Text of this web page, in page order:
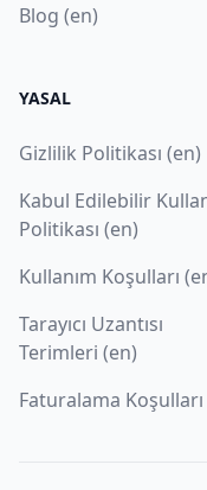
Blog (en)
YASAL
Gizlilik Politikası (en)
Kabul Edilebilir
Politikası (en)
Kullanım Koşulları
Tarayıcı Uzantısı
Terimleri (en)
Faturalama Koşulları